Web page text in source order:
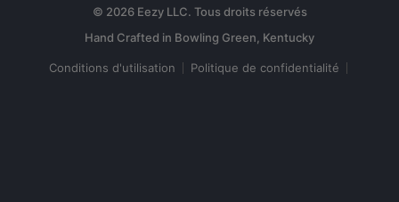
© 2026 Eezy LLC. Tous droits réservés
Conditions d'utilisation Politique de confidentialité